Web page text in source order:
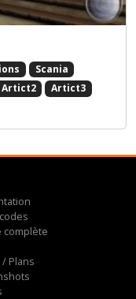
Scania
Artict2
Artict3
complète
Plans